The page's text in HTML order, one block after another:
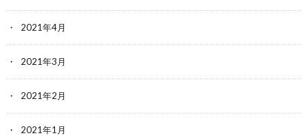
2021年4月
2021年3月
2021年2月
2021年1月